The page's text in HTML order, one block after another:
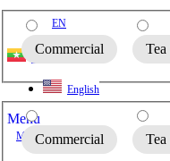
EN
English
Menu
MY
Commercial Tea
Commercial Tea